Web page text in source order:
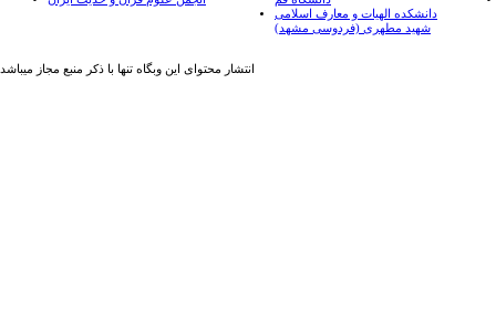
دانشکده الهیات و معارف اسلامی
شهید مطهری (فردوسی مشهد)
انتشار محتوای این وبگاه تنها با ذکر منبع مجاز میباشد